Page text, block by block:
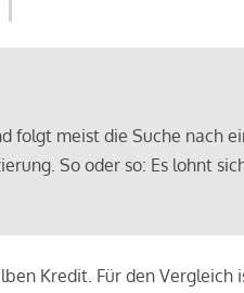
folgt meist die Suche nach
So oder so: Es lohnt
Kredit. Für den Vergleich